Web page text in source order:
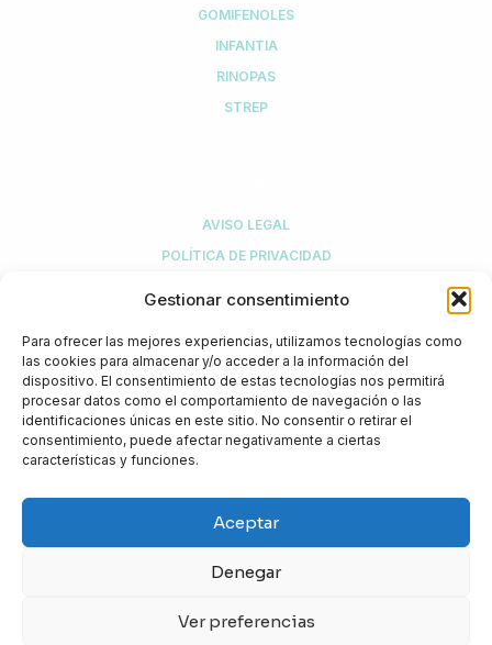
Gestionar consentimiento
Para ofrecer las mejores experiencias, utilizamos tecnologías como
las cookies para almacenar y/o acceder a la información del
dispositivo. El consentimiento de estas tecnologías nos permitirá
procesar datos como el comportamiento de navegación o las
identificaciones únicas en este sitio. No consentir o retirar el
consentimiento, puede afectar negativamente a ciertas
características y funciones.
Aceptar
Denegar
Ver preferencias
GOMIFENOLES
INFANTIA
RINOPAS
STREP
AVISO LEGAL
POLÍTICA DE PRIVACIDAD
MI CUENTA
¿NECESITAS AYUDA?
+34 916 774 308
Biotical Health, S.L.U.
C/ Sierra de Guadarrama, 1
Kudos Innovation Campus San Fernando